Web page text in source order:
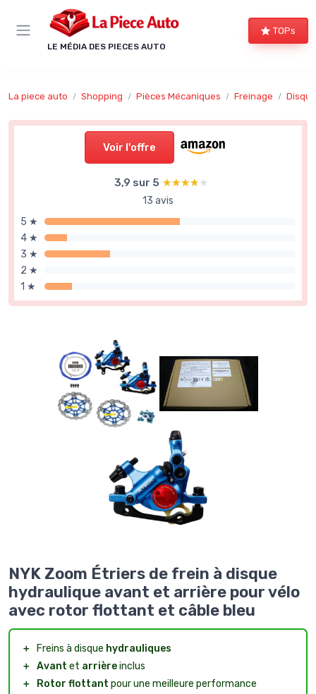
LE MÉDIA DES PIECES AUTO
TOPs
La piece auto Shopping Pièces Mécaniques Freinage
Voir l'offre
3,9 sur 5 ★★★★★
★★★★★
13 avis
5 ★
4 ★
3 ★
2 ★
1 ★
NYK Zoom Étriers de frein à disque
hydraulique avant et arrière pour vélo
avec rotor flottant et câble bleu
＋ Freins à disque hydrauliques
＋ Avant et arrièreinclus
＋
Rotor flottant pour une meilleure performance
Panneau de gestion des cookies